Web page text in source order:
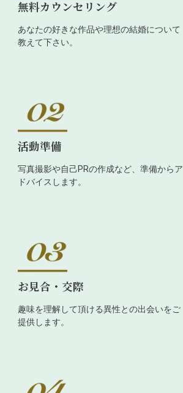
無料カウンセリング
あなたの好きな作品や理想の結婚について
教えて下さい。
活動準備
写真撮影や自己PRの作成など、準備からア
ドバイスします。
お見合・交際
趣味を理解して頂ける異性との出会いをご
提供します。